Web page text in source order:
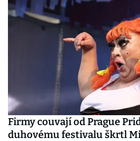
Firmy couvají od Prague
duhovému festivalu škrtl